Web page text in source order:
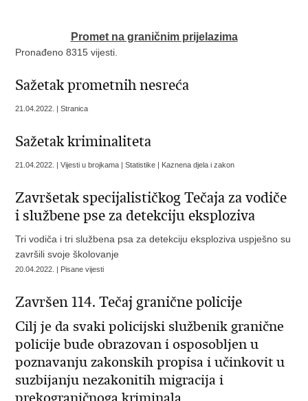
Promet na graničnim prijelazima
Pronađeno 8315 vijesti.
Sažetak prometnih nesreća
21.04.2022. | Stranica
Sažetak kriminaliteta
21.04.2022. | Vijesti u brojkama | Statistike | Kaznena djela i zakon
Završetak specijalističkog Tečaja za vodiče
i službene pse za detekciju eksploziva
Tri vodiča i tri službena psa za detekciju eksploziva uspješno su
završili svoje školovanje
20.04.2022. | Pisane vijesti
Završen 114. Tečaj granične policije
Cilj je da svaki policijski službenik granične
policije bude obrazovan i osposobljen u
poznavanju zakonskih propisa i učinkovit u
suzbijanju nezakonitih migracija i